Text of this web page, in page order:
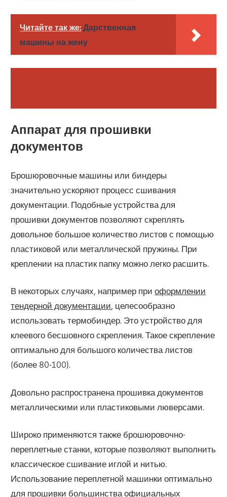
Читайте так же: Дарственная
машины на жену
Аппарат для прошивки
документов
Брошюровочные машины или биндеры
значительно ускоряют процесс сшивания
документации. Подобные устройства для
прошивки документов позволяют скреплять
довольное большое количество листов с помощью
пластиковой или металлической пружины. При
креплении на пластик папку можно легко расшить.
В некоторых случаях, например приоформлении
тендерной документации, целесообразно
использовать термобиндер. Это устройство для
клеевого бесшовного скрепления. Такое скрепление
оптимально для большого количества листов
(более 80-100).
Довольно распространена прошивка документов
металлическими или пластиковыми люверсами.
Широко применяются также брошюровочно-
переплетные станки, которые позволяют выполнить
классическое сшивание иглой и нитью.
Использование переплетной машинки оптимально
для прошивки большинства официальных